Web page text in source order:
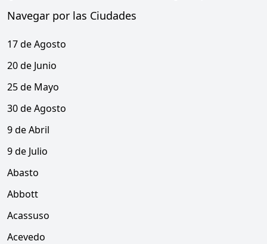
Navegar por las Ciudades
17 de Agosto
20 de Junio
25 de Mayo
30 de Agosto
9 de Abril
9 de Julio
Abasto
Abbott
Acassuso
Acevedo